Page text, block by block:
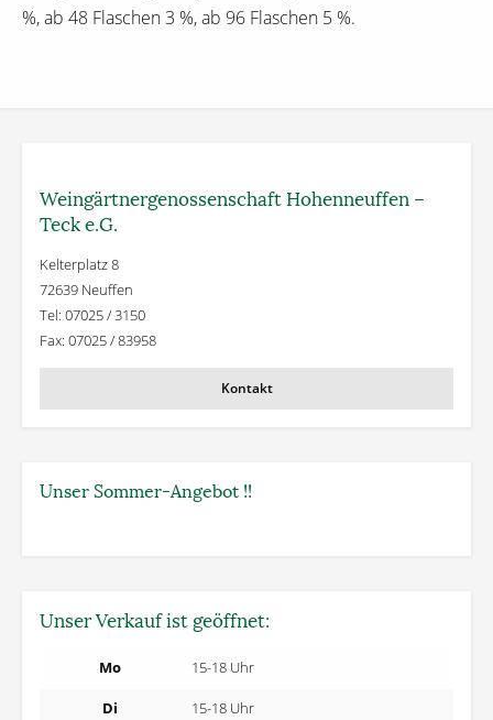
%, ab 48 Flaschen 3 %, ab 96 Flaschen 5 %.
Weingärtner­genossenschaft Hohenneuffen –
Teck e.G.
Kelterplatz 8
72639 Neuffen
Tel: 07025 / 3150
Fax: 07025 / 83958
Kontakt
Unser Sommer-Angebot !!
Unser Verkauf ist geöffnet:
Mo 15-18 Uhr
Di 15-18 Uhr